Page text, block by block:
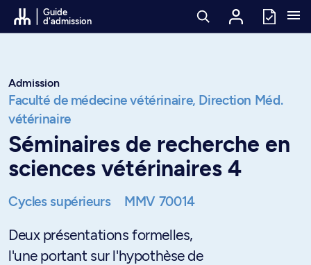
Passer au contenu
Guide
d'admission
Admission
Faculté de médecine vétérinaire, Direction Méd.
vétérinaire
Séminaires de recherche en
sciences vétérinaires 4
Cycles supérieurs MMV 70014
Deux présentations formelles,
l'une portant sur l'hypothèse de